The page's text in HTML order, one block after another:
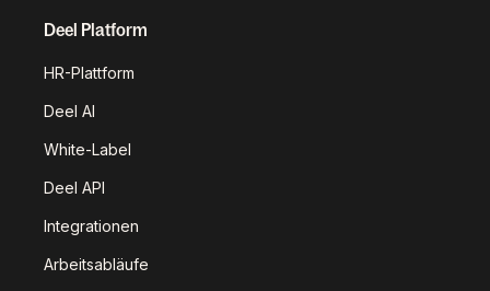
Deel Platform
HR-Plattform
Deel AI
White-Label
Deel API
Integrationen
Arbeitsabläufe